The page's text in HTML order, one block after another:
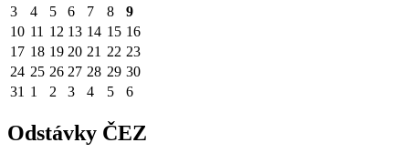
3
4 5 6 7 8
9
10 11 12 13 14 15 16
17 18 19 20 21 22 23
24 25 26 27 28 29 30
31 1 2 3 4 5 6
Odstávky ČEZ